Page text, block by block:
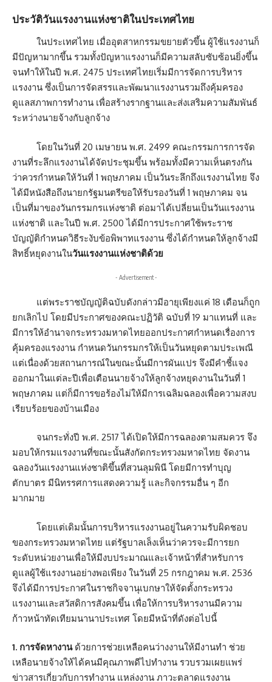
ประวัติวันแรงงานแห่งชาติในประเทศไทย
ในประเทศไทย เมื่ออุตสาหกรรมขยายตัวขึ้น ผู้ใช้แรงงานก็
มีปัญหามากขึ้น รวมทั้งปัญหาแรงงานก็มีความสลับซับซ้อนยิ่งขึ้น
จนทำให้ในปี พ.ศ. 2475 ประเทศไทยเริ่มมีการจัดการบริหาร
แรงงาน ซึ่งเป็นการจัดสรรและพัฒนาแรงงานรวมถึงคุ้มครอง
ดูแลสภาพการทำงาน เพื่อสร้างรากฐานและส่งเสริมความสัมพันธ์
ระหว่างนายจ้างกับลูกจ้าง
โดยในวันที่ 20 เมษายน พ.ศ. 2499 คณะกรรมการการจัด
งานที่ระลึกแรงงานได้จัดประชุมขึ้น พร้อมทั้งมีความเห็นตรงกัน
ว่าควรกำหนดให้วันที่ 1 พฤษภาคม เป็นวันระลึกถึงแรงงานไทย จึง
ได้มีหนังสือถึงนายกรัฐมนตรีขอให้รับรองวันที่ 1 พฤษภาคม จน
เป็นที่มาของวันกรรมกรแห่งชาติ ต่อมาได้เปลี่ยนเป็นวันแรงงาน
แห่งชาติ และในปี พ.ศ. 2500 ได้มีการประกาศใช้พระราช
บัญญัติกำหนดวิธีระงับข้อพิพาทแรงงาน ซึ่งได้กำหนดให้ลูกจ้างมี
สิทธิ์หยุดงานในวันแรงงานแห่งชาติด้วย
- Advertisement -
แต่พระราชบัญญัติฉบับดังกล่าวมีอายุเพียงแค่ 18 เดือนก็ถูก
ยกเลิกไป โดยมีประกาศของคณะปฏิวัติ ฉบับที่ 19 มาแทนที่ และ
มีการให้อำนาจกระทรวงมหาดไทยออกประกาศกำหนดเรื่องการ
คุ้มครองแรงงาน กำหนดวันกรรมกรให้เป็นวันหยุดตามประเพณี
แต่เนื่องด้วยสถานการณ์ในขณะนั้นมีการผันแปร จึงมีคำชี้แจง
ออกมาในแต่ละปีเพื่อเตือนนายจ้างให้ลูกจ้างหยุดงานในวันที่ 1
พฤษภาคม แต่ก็มีการขอร้องไม่ให้มีการเฉลิมฉลองเพื่อความสงบ
เรียบร้อยของบ้านเมือง
จนกระทั่งปี พ.ศ. 2517 ได้เปิดให้มีการฉลองตามสมควร จึง
มอบให้กรมแรงงานที่ขณะนั้นสังกัดกระทรวงมหาดไทย จัดงาน
ฉลองวันแรงงานแห่งชาติขึ้นที่สวนลุมพินี โดยมีการทำบุญ
ตักบาตร มีนิทรรศการแสดงความรู้ และกิจกรรมอื่น ๆ อีก
มากมาย
โดยแต่เดิมนั้นการบริหารแรงงานอยู่ในความรับผิดชอบ
ของกระทรวงมหาดไทย แต่รัฐบาลเล็งเห็นว่าควรจะมีการยก
ระดับหน่วยงานเพื่อให้มีงบประมาณและเจ้าหน้าที่สำหรับการ
ดูแลผู้ใช้แรงงานอย่างพอเพียง ในวันที่ 25 กรกฎาคม พ.ศ. 2536
จึงได้มีการประกาศในราชกิจจานุเบกษาให้จัดตั้งกระทรวง
แรงงานและสวัสดิการสังคมขึ้น เพื่อให้การบริหารงานมีความ
ก้าวหน้าทัดเทียมนานาประเทศ โดยมีหน้าที่ดังต่อไปนี้
1. การจัดหางานด้วยการช่วยเหลือคนว่างงานให้มีงานทำ ช่วย
เหลือนายจ้างให้ได้คนมีคุณภาพดีไปทำงาน รวบรวมเผยแพร่
ข่าวสารเกี่ยวกับการทำงาน แหล่งงาน ภาวะตลาดแรงงาน